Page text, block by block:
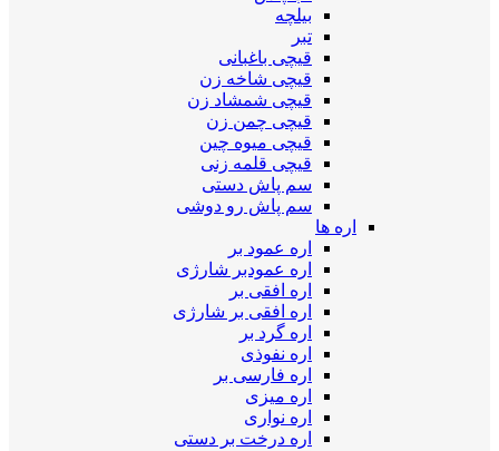
بیلچه
تبر
قیچی باغبانی
قیچی شاخه زن
قیچی شمشاد زن
قیچی چمن زن
قیچی میوه چین
قیچی قلمه زنی
سم پاش دستی
سم پاش رو دوشی
اره ها
اره عمود بر
اره عمودبر شارژی
اره افقی بر
اره افقی بر شارژی
اره گرد بر
اره نفوذی
اره فارسی بر
اره میزی
اره نواری
اره درخت بر دستی